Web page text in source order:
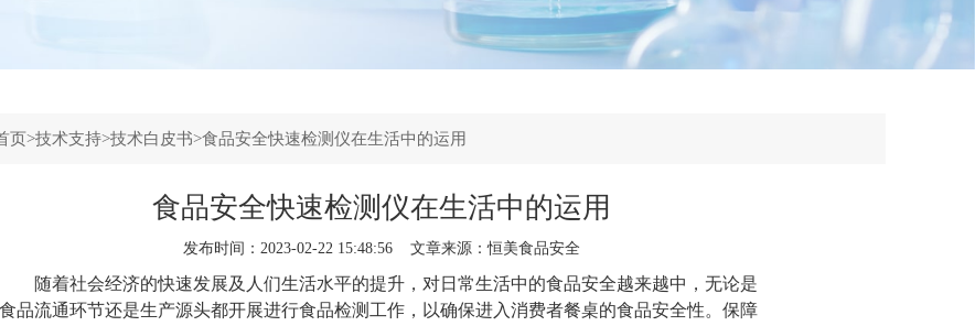
页>技术支持>技术白皮书>食品安全快速检测仪在生活中的运用
食品安全快速检测仪在生活中的运用
发布时间：2023-02-22 15:48:56 文章来源：恒美食品安全
随着社会经济的快速发展及人们生活水平的提升，对日常生活中的食品安全越来越中，无论是
食品流通环节还是生产源头都开展进行食品检测工作，以确保进入消费者餐桌的食品安全性。保障